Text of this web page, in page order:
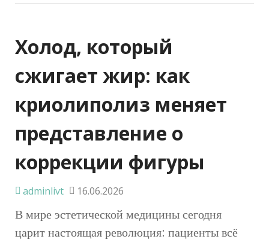
Холод, который
сжигает жир: как
криолиполиз меняет
представление о
коррекции фигуры
adminlivt 16.06.2026
В мире эстетической медицины сегодня
царит настоящая революция: пациенты всё